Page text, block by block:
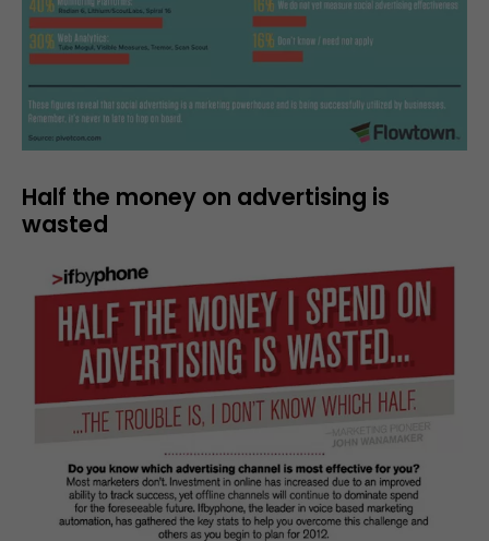
Half the money on advertising is
wasted